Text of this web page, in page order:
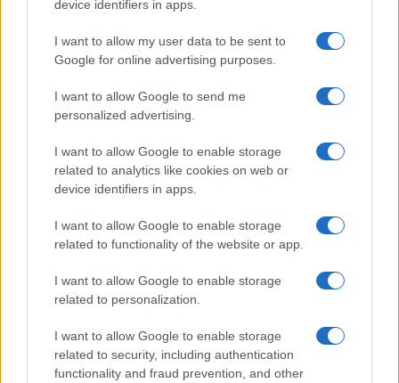
device identifiers in apps.
I want to allow my user data to be sent to
Google for online advertising purposes.
I want to allow Google to send me
personalized advertising.
I want to allow Google to enable storage
related to analytics like cookies on web or
device identifiers in apps.
I want to allow Google to enable storage
related to functionality of the website or app.
I want to allow Google to enable storage
related to personalization.
I want to allow Google to enable storage
related to security, including authentication
functionality and fraud prevention, and other